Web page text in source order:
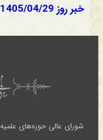
خبر روز 1405/04/29
شورای عالی حوزه‌های علمیه